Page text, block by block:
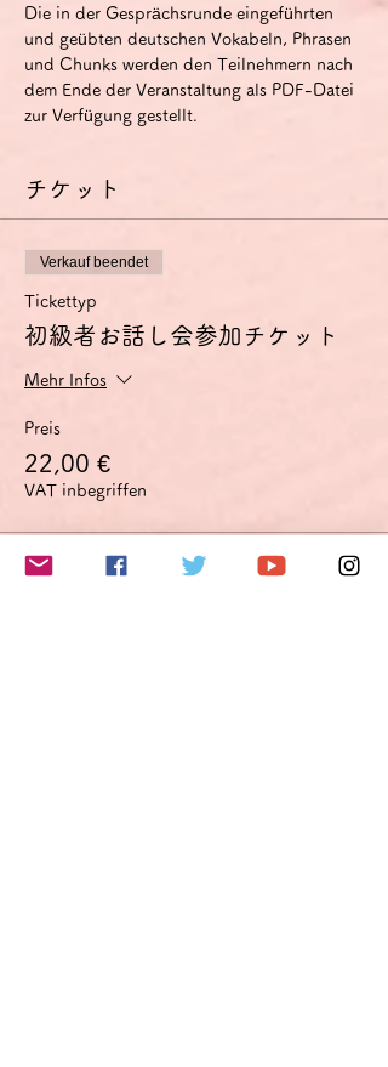
Die in der Gesprächsrunde eingeführten
und geübten deutschen Vokabeln, Phrasen
und Chunks werden den Teilnehmern nach
dem Ende der Veranstaltung als PDF-Datei
zur Verfügung gestellt.
チケット
Verkauf beendet
Tickettyp
初級者お話し会参加チケット
Mehr Infos
Preis
22,00 €
VAT inbegriffen